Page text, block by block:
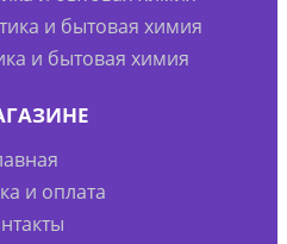
и бытовая химия
и бытовая химия
и оплата